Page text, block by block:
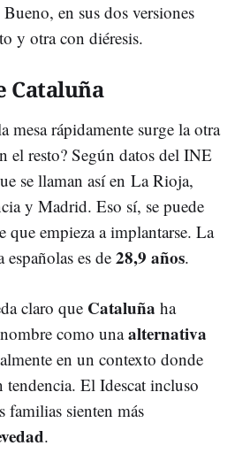
en sus dos versiones
y otra con diéresis.
Cataluña
mesa rápidamente surge la otra
el resto? Según datos del INE
se llaman así en La Rioja,
y Madrid. Eso sí, se puede
que empieza a implantarse. La
españolas es de 28,9 años.
claro que Cataluña ha
como unaalternativa
en un contexto donde
El Idescat incluso
familias sienten más
.